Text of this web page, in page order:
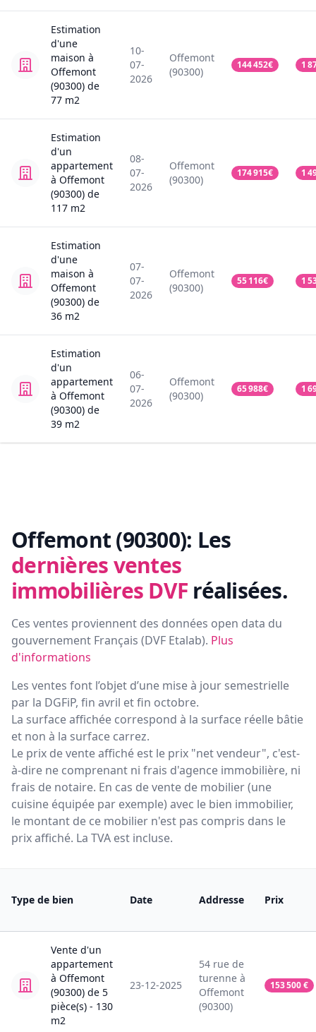
Estimation
d'une
maison à
Offemont
(90300) de
77 m2
10-
07-
2026
Offemont
(90300)
144 452€ 1
Estimation
d'un
appartement
à Offemont
(90300) de
117 m2
08-
07-
2026
Offemont
(90300)
174 915€ 1
Estimation
d'une
maison à
Offemont
(90300) de
36 m2
07-
07-
2026
Offemont
(90300)
55 116€ 1
Estimation
d'un
appartement
à Offemont
(90300) de
39 m2
06-
07-
2026
Offemont
(90300)
65 988€ 1
Offemont (90300): Les
dernières ventes
immobilières DVF réalisées.
Ces ventes proviennent des données open data du
gouvernement Français (DVF Etalab). Plus
d'informations
Les ventes font l’objet d’une mise à jour semestrielle
par la DGFiP, fin avril et fin octobre.
La surface affichée correspond à la surface réelle bâtie
et non à la surface carrez.
Le prix de vente affiché est le prix "net vendeur", c'est-
à-dire ne comprenant ni frais d'agence immobilière, ni
frais de notaire. En cas de vente de mobilier (une
cuisine équipée par exemple) avec le bien immobilier,
le montant de ce mobilier n'est pas compris dans le
prix affiché. La TVA est incluse.
Type de bien Date Addresse Prix
Vente d'un
appartement
à Offemont
(90300) de 5
pièce(s) - 130
m2
23-12-2025
54 rue de
turenne à
Offemont
(90300)
153 500€